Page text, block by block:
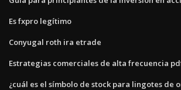
Es fxpro legítimo
Conyugal roth ira etrade
Estrategias comerciales de alta frecuencia
¿cuál es el símbolo de stock para lingotes de